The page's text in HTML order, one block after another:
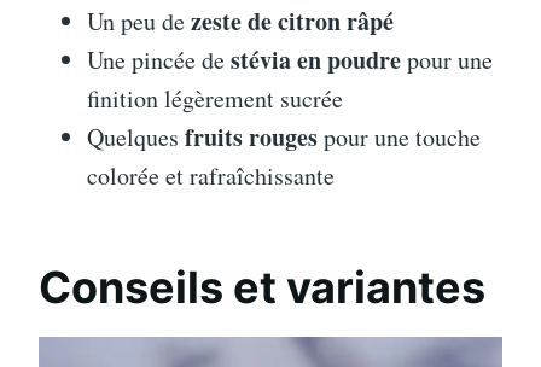
Un peu dezeste de citron râpé
Une pincée destévia en poudrepour une
finition légèrement sucrée
Quelques fruits rougespour une touche
colorée et rafraîchissante
Conseils et variantes